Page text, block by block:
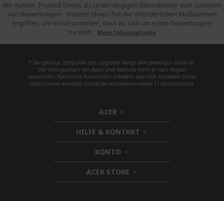
Wir nutzen Trusted Shops als unabhängigen Dienstleister zum Sammeln
von Bewertungen. Trusted Shops hat die erforderlichen Maßnahmen
ergriffen, um sicherzustellen, dass es sich um echte Bewertungen
handelt.
Mehr Informationen
* Der genaue Zeitpunkt des Upgrades hängt vom jeweiligen Gerät ab.
Die Verfügbarkeit von Apps und Features kann je nach Region
abweichen. Bestimmte Funktionen erfordern spezielle Hardware (siehe
https://www.microsoft.com/de-de/windows/windows-11-specifications).
ACER h
i
d
d
e
n
HILFE & KONTAKT h
i
d
n
KONTO h
i
d
d
ACER STORE h
i